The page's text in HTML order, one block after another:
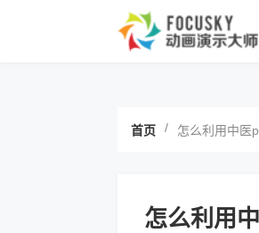
首页 / 怎么利用中医
怎么利用